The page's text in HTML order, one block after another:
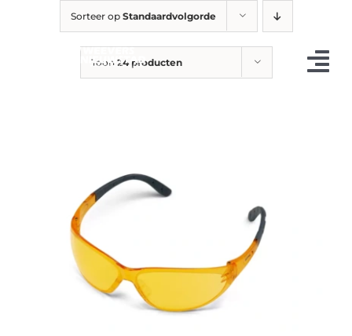
Sorteer op Standaardvolgorde
Toon 24 producten